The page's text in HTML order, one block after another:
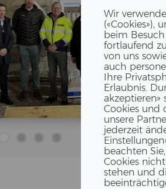
Wir
(«Cookies»),
beim
fortlaufend
von uns
auch
Ihre
Erlaubnis.
akzeptieren»
Cookies und
unsere
jederzeit
beachten
Cookies
stehen und